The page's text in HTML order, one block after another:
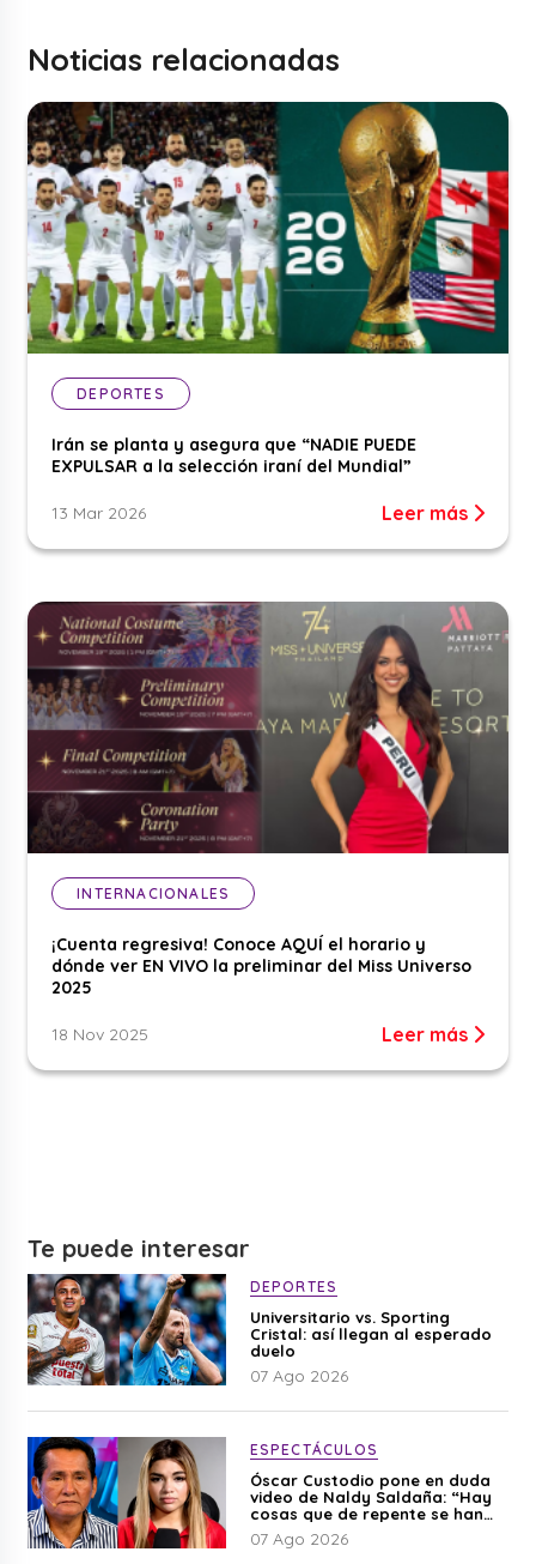
Noticias relacionadas
DEPORTES
Irán se planta y asegura que “NADIE PUEDE
EXPULSAR a la selección iraní del Mundial”
13 Mar 2026 Leer más
INTERNACIONALES
¡Cuenta regresiva! Conoce AQUÍ el horario y
dónde ver EN VIVO la preliminar del Miss Universo
2025
18 Nov 2025 Leer más
Te puede interesar
DEPORTES
Universitario vs. Sporting
Cristal: así llegan al esperado
duelo
07 Ago 2026
ESPECTÁCULOS
Óscar Custodio pone en duda
video de Naldy Saldaña: “Hay
cosas que de repente se han
editado”
07 Ago 2026